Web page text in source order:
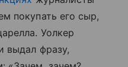
покупать его сыр,
Уолкер
выдал фразу,